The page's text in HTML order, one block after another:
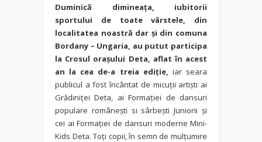
Duminică dimineața, iubitorii
sportului de toate vârstele, din
localitatea noastră dar şi din comuna
Bordany – Ungaria, au putut participa
la Crosul oraşului Deta, aflat în acest
an la cea de-a treia ediţie, iar seara
publicul a fost încântat de micuții artiști ai
Grădiniței Deta, ai Formației de dansuri
populare româneşti si sârbeşti Juniorii și
cei ai Formației de dansuri moderne Mini-
Kids Deta. Toți copii, în semn de mulțumire